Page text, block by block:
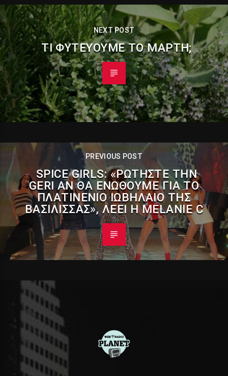
NEXT POST
ΤΊ ΦΥΤΕΎΟΥΜΕ ΤΟ ΜΆΡΤΗ;
PREVIOUS POST
SPICE GIRLS: «ΡΩΤΉΣΤΕ ΤΗΝ
GERI ΑΝ ΘΑ ΕΝΩΘΟΎΜΕ ΓΙΑ ΤΟ
ΠΛΑΤΙΝΈΝΙΟ ΙΩΒΗΛΑΊΟ ΤΗΣ
ΒΑΣΊΛΙΣΣΑΣ», ΛΈΕΙ Η MELANIE C